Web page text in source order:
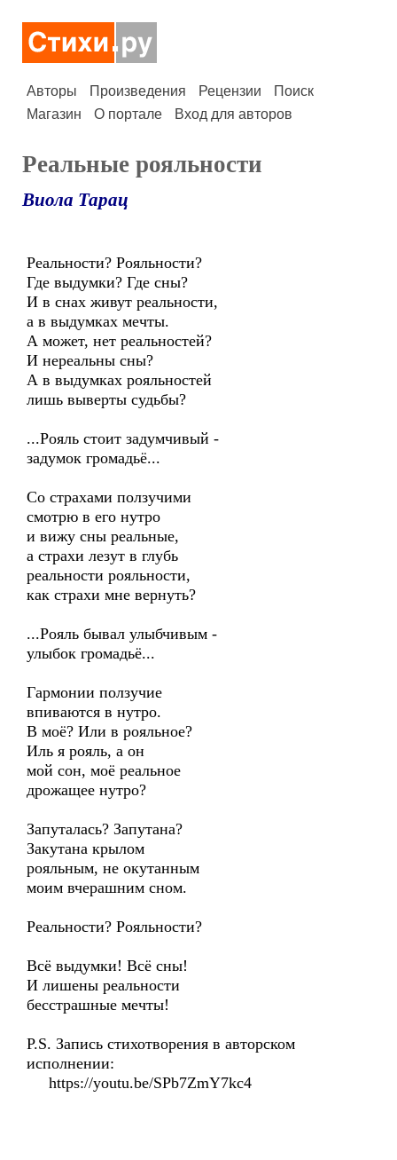
Авторы Произведения Рецензии
Поиск
Магазин
О портале Вход для авторов
Реальные рояльности
Виола Тарац
Реальности? Рояльности?
Где выдумки? Где сны?
И в снах живут реальности,
а в выдумках мечты.
А может, нет реальностей?
И нереальны сны?
А в выдумках рояльностей
лишь выверты судьбы?
...Рояль стоит задумчивый -
задумок громадьё...
Со страхами ползучими
смотрю в его нутро
и вижу сны реальные,
а страхи лезут в глубь
реальности рояльности,
как страхи мне вернуть?
...Рояль бывал улыбчивым -
улыбок громадьё...
Гармонии ползучие
впиваются в нутро.
В моё? Или в рояльное?
Иль я рояль, а он
мой сон, моё реальное
дрожащее нутро?
Запуталась? Запутана?
Закутана крылом
рояльным, не окутанным
моим вчерашним сном.
Реальности? Рояльности?
Всё выдумки! Всё сны!
И лишены реальности
бесстрашные мечты!
P.S. Запись стихотворения в авторском
исполнении:
https://youtu.be/SPb7ZmY7kc4